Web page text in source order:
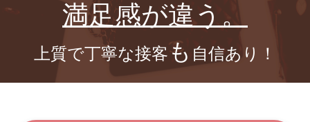
満足感が違う。
上質で丁寧な接客 も 自信あり！